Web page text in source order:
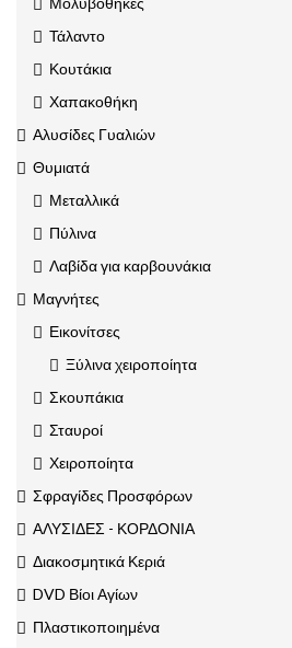
Τάλαντο
Κουτάκια
Χαπακοθήκη
Αλυσίδες Γυαλιών
Θυμιατά
Μεταλλικά
Πύλινα
Λαβίδα για καρβουνάκια
Μαγνήτες
Εικονίτσες
Ξύλινα χειροποίητα
Σκουπάκια
Σταυροί
Χειροποίητα
Σφραγίδες Προσφόρων
ΑΛΥΣΙΔΕΣ - ΚΟΡΔΟΝΙΑ
Διακοσμητικά Κεριά
DVD Βίοι Αγίων
Πλαστικοποιημένα